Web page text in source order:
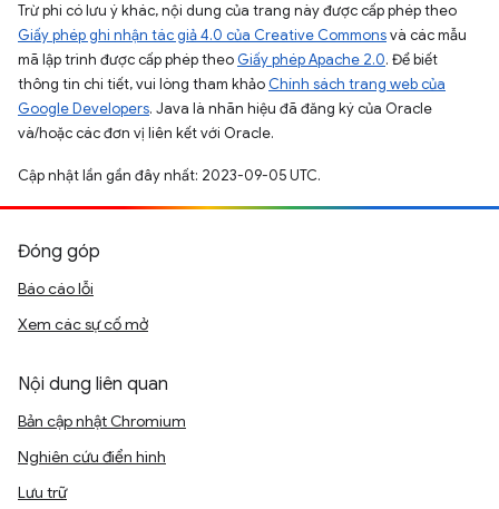
Trừ phi có lưu ý khác, nội dung của trang này được cấp phép theo
Giấy phép ghi nhận tác giả 4.0 của Creative Commonsvà các mẫu
mã lập trình được cấp phép theo Giấy phép Apache 2.0. Để biết
thông tin chi tiết, vui lòng tham khảo Chính sách trang web của
Google Developers. Java là nhãn hiệu đã đăng ký của Oracle
và/hoặc các đơn vị liên kết với Oracle.
Cập nhật lần gần đây nhất: 2023-09-05 UTC.
Đóng góp
Báo cáo lỗi
Xem các sự cố mở
Nội dung liên quan
Bản cập nhật Chromium
Nghiên cứu điển hình
Lưu trữ